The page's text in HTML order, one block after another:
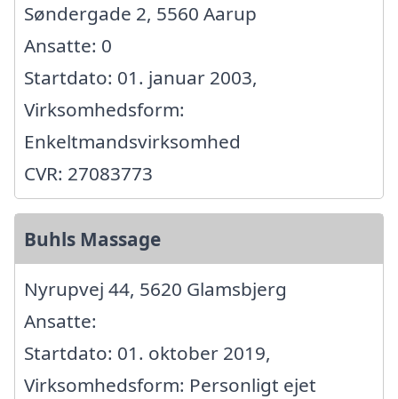
Søndergade 2, 5560 Aarup
Ansatte: 0
Startdato: 01. januar 2003,
Virksomhedsform:
Enkeltmandsvirksomhed
CVR: 27083773
Buhls Massage
Nyrupvej 44, 5620 Glamsbjerg
Ansatte:
Startdato: 01. oktober 2019,
Virksomhedsform: Personligt ejet